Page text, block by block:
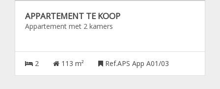
APPARTEMENT TE KOOP
Appartement met 2 kamers
2 113 m² Ref.APS App A01/03